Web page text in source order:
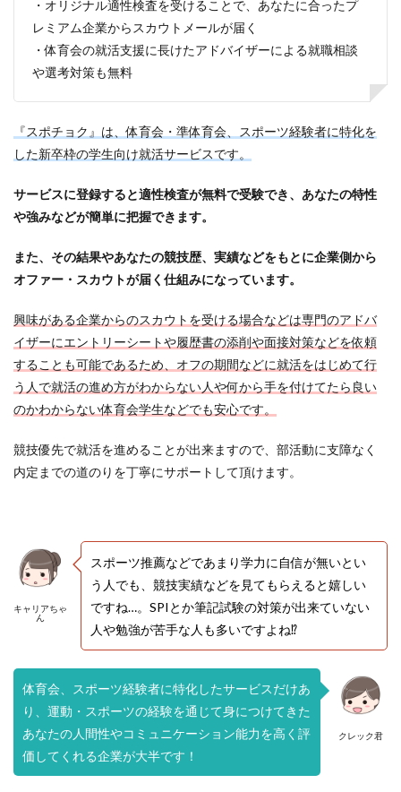
・オリジナル適性検査を受けることで、あなたに合ったプ
レミアム企業からスカウトメールが届く
・体育会の就活支援に長けたアドバイザーによる就職相談
や選考対策も無料
『スポチョク』は、体育会・準体育会、スポーツ経験者に特化を
した新卒枠の学生向け就活サービスです。
サービスに登録すると適性検査が無料で受験でき、あなたの特性
や強みなどが簡単に把握できます。
また、その結果やあなたの競技歴、実績などをもとに企業側から
オファー・スカウトが届く仕組みになっています。
興味がある企業からのスカウトを受ける場合などは専門のアドバ
イザーにエントリーシートや履歴書の添削や面接対策などを依頼
することも可能であるため、オフの期間などに就活をはじめて行
う人で就活の進め方がわからない人や何から手を付けてたら良い
のかわからない体育会学生などでも安心です。
競技優先で就活を進めることが出来ますので、部活動に支障なく
内定までの道のりを丁寧にサポートして頂けます。
キャリアちゃ
ん
スポーツ推薦などであまり学力に自信が無いとい
う人でも、競技実績などを見てもらえると嬉しい
ですね…。SPIとか筆記試験の対策が出来ていない
人や勉強が苦手な人も多いですよね⁉
クレック君
体育会、スポーツ経験者に特化したサービスだけあ
り、運動・スポーツの経験を通じて身につけてきた
あなたの人間性やコミュニケーション能力を高く評
価してくれる企業が大半です！